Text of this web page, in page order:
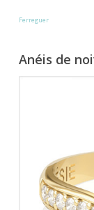
Ferreguer
Anéis de